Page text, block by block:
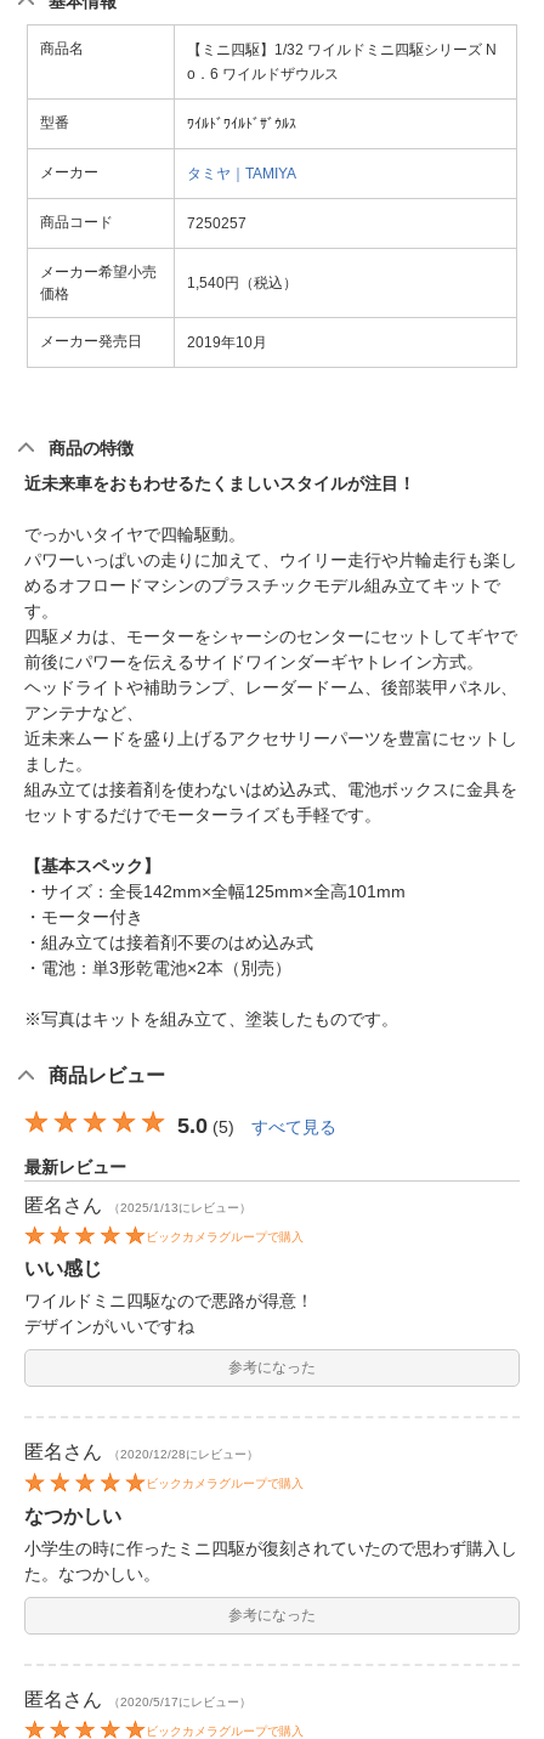
商品名
【ミニ四駆】1/32 ワイルドミニ四駆シリーズ N
o．6 ワイルドザウルス
型番 ﾜｲﾙﾄﾞﾜｲﾙﾄﾞｻﾞｳﾙｽ
メーカー タミヤ｜TAMIYA
商品コード 7250257
メーカー希望小売
価格
1,540円（税込）
メーカー発売日 2019年10月
商品の特徴
近未来車をおもわせるたくましいスタイルが注目！
でっかいタイヤで四輪駆動。
パワーいっぱいの走りに加えて、ウイリー走行や片輪走行も楽し
めるオフロードマシンのプラスチックモデル組み立てキットで
す。
四駆メカは、モーターをシャーシのセンターにセットしてギヤで
前後にパワーを伝えるサイドワインダーギヤトレイン方式。
ヘッドライトや補助ランプ、レーダードーム、後部装甲パネル、
アンテナなど、
近未来ムードを盛り上げるアクセサリーパーツを豊富にセットし
ました。
組み立ては接着剤を使わないはめ込み式、電池ボックスに金具を
セットするだけでモーターライズも手軽です。
【基本スペック】
・サイズ：全長142mm×全幅125mm×全高101mm
・モーター付き
・組み立ては接着剤不要のはめ込み式
・電池：単3形乾電池×2本（別売）
※写真はキットを組み立て、塗装したものです。
商品レビュー
5.0 (5) すべて見る
最新レビュー
匿名 さん （2025/1/13にレビュー）
ビックカメラグループで購入
いい感じ
ワイルドミニ四駆なので悪路が得意！
デザインがいいですね
参考になった
匿名 さん （2020/12/28にレビュー）
ビックカメラグループで購入
なつかしい
小学生の時に作ったミニ四駆が復刻されていたので思わず購入し
た。なつかしい。
参考になった
匿名 さん （2020/5/17にレビュー）
ビックカメラグループで購入